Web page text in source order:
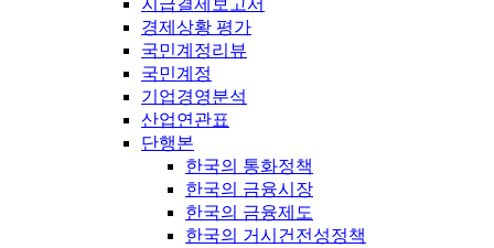
지급결제보고서
경제상황 평가
국민계정리뷰
국민계정
기업경영분석
산업연관표
단행본
한국의 통화정책
한국의 금융시장
한국의 금융제도
한국의 거시건전성정책